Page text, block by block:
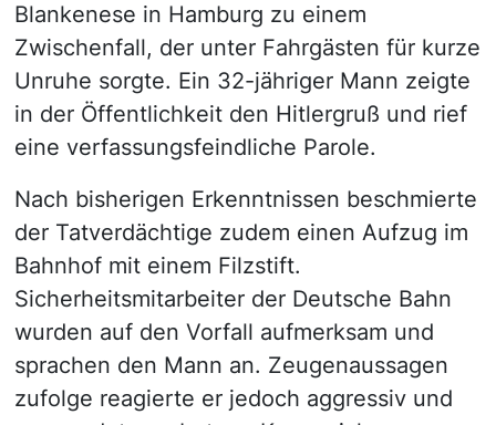
Blankenese in Hamburg zu einem
Zwischenfall, der unter Fahrgästen für kurze
Unruhe sorgte. Ein 32-jähriger Mann zeigte
in der Öffentlichkeit den Hitlergruß und rief
eine verfassungsfeindliche Parole.
Nach bisherigen Erkenntnissen beschmierte
der Tatverdächtige zudem einen Aufzug im
Bahnhof mit einem Filzstift.
Sicherheitsmitarbeiter der Deutsche Bahn
wurden auf den Vorfall aufmerksam und
sprachen den Mann an. Zeugenaussagen
zufolge reagierte er jedoch aggressiv und